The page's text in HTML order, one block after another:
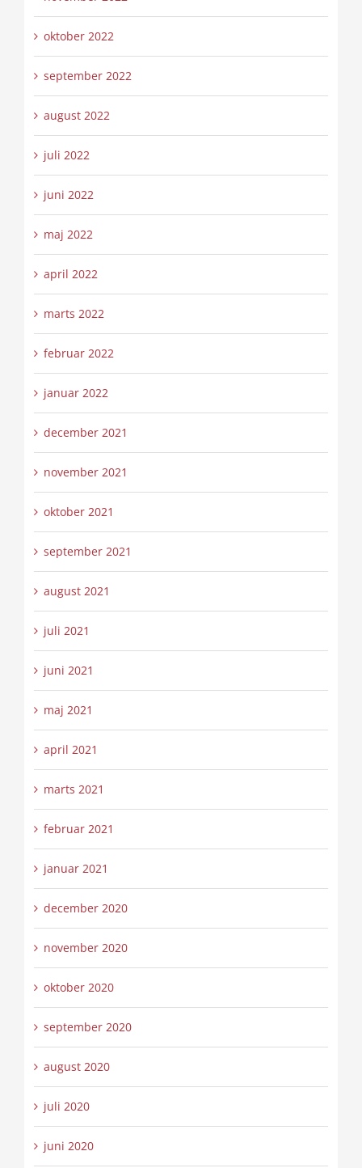
oktober 2022
september 2022
august 2022
juli 2022
juni 2022
maj 2022
april 2022
marts 2022
februar 2022
januar 2022
december 2021
november 2021
oktober 2021
september 2021
august 2021
juli 2021
juni 2021
maj 2021
april 2021
marts 2021
februar 2021
januar 2021
december 2020
november 2020
oktober 2020
september 2020
august 2020
juli 2020
juni 2020